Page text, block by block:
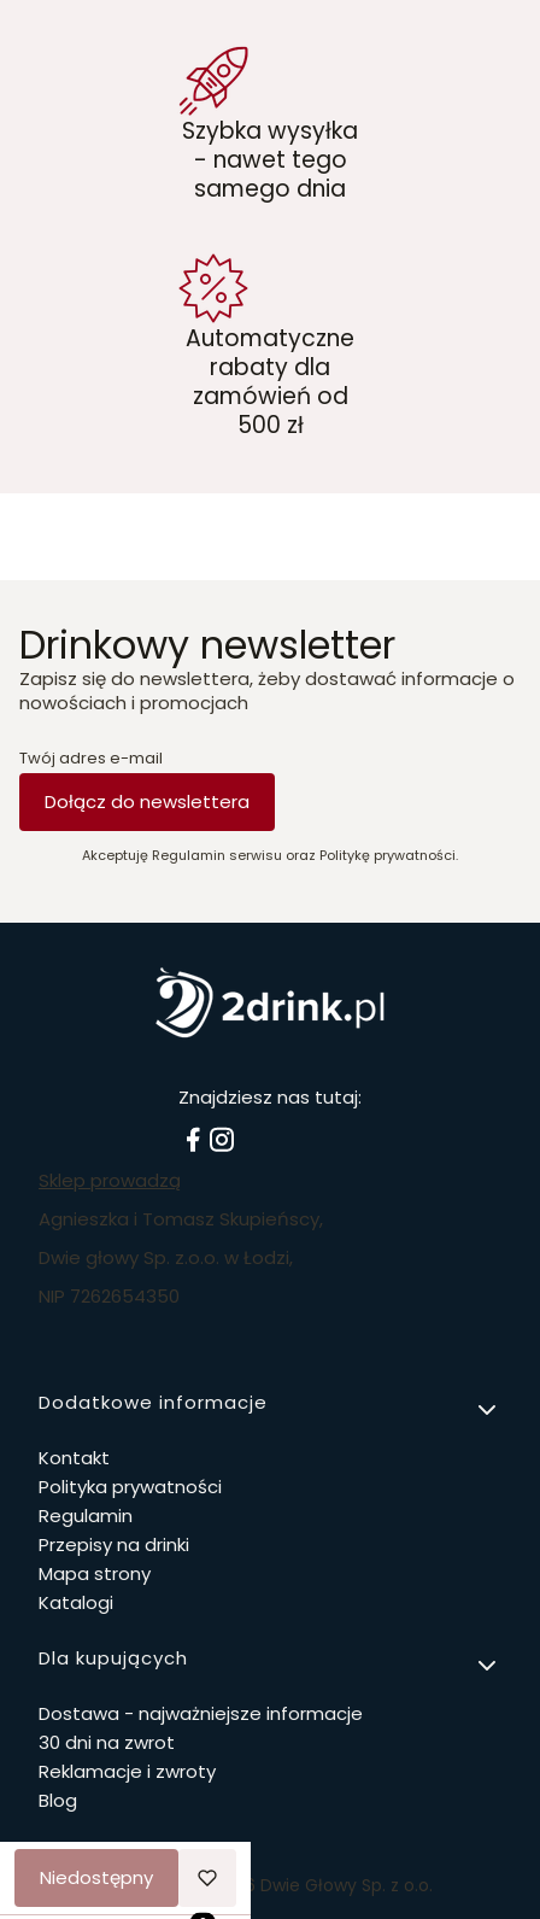
Szybka wysyłka
- nawet tego
samego dnia
Automatyczne
rabaty dla
zamówień od
500 zł
Drinkowy newsletter
Zapisz się do newslettera, żeby dostawać informacje o
nowościach i promocjach
Twój adres e-mail
Dołącz do newslettera
Akceptuję Regulamin serwisu oraz Politykę prywatności.
Znajdziesz nas tutaj:
Sklep prowadzą
Agnieszka i Tomasz Skupieńscy,
Dwie głowy Sp. z.o.o. w Łodzi,
NIP 7262654350
Linki w stopce
Dodatkowe informacje
Kontakt
Polityka prywatności
Regulamin
Przepisy na drinki
Mapa strony
Katalogi
Dla kupujących
Dostawa - najważniejsze informacje
30 dni na zwrot
Reklamacje i zwroty
Blog
© Copyright 2026 Dwie Głowy Sp. z o.o.
Niedostępny